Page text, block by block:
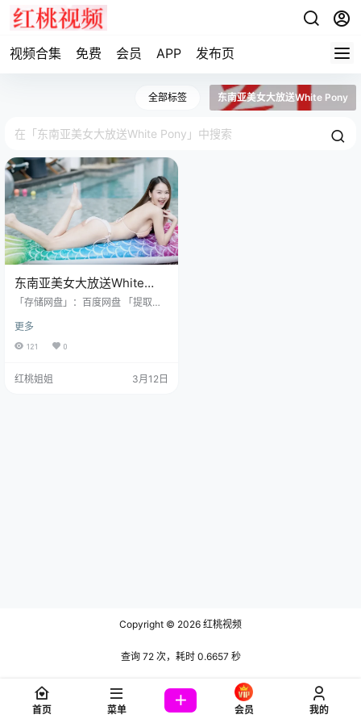
视频合集 免费 会员 APP 发布页
全部标签 东南亚美女大放送White Pony
东南亚美女大放送White
Pony TH[已更1498V]
「存储网盘」：百度网盘 「提取密
t66.top 「水印说明」：原版画质，
无第三方水印 「资源申明」：最终
更多
121 0
红桃姐姐 3月12日
Copyright © 2026 红桃视频
查询 72 次，耗时 0.6657 秒
首页 菜单 会员 我的